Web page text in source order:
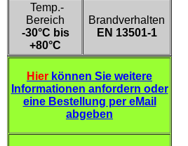
Temp.-
Bereich
-30°C bis
+80°C
Brandverhalten
EN 13501-1
Hier können Sie weitere
Informationen anfordern oder
eine Bestellung per eMail
abgeben